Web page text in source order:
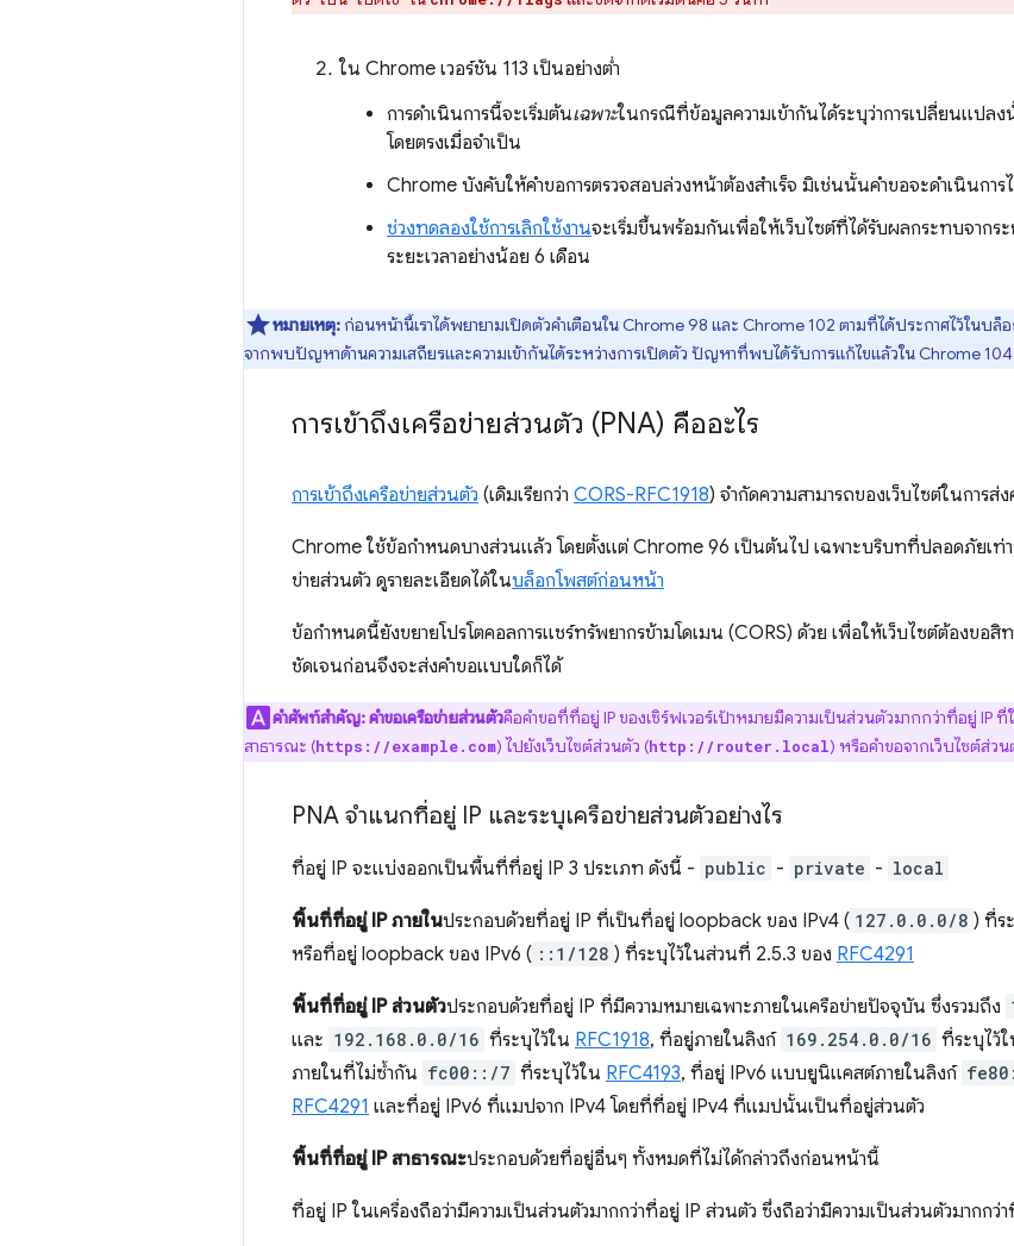
ใน Chrome เวอร์ชัน 113 เป็นอย่างต่ำ
การดำเนินการนี้จะเริ่มต้นเฉพาะในกรณีที่ข้อมูลความเข้ากันได้ระบุว่าการเปลี่ยนแปล
โดยตรงเมื่อจำเป็น
Chrome บังคับให้คำขอการตรวจสอบล่วงหน้าต้องสำเร็จ มิเช่นนั้นคำขอจะดำเนินการไ
ช่วงทดลองใช้การเลิกใช้งานจะเริ่มขึ้นพร้อมกันเพื่อให้เว็บไซต์ที่ได้รับผลกระทบจากร
ระยะเวลาอย่างน้อย 6 เดือน
หมายเหตุ: ก่อนหน้านี้เราได้พยายามเปิดตัวคำเตือนใน Chrome 98 และ Chrome 102 ตามที่ได้ประกาศไว้ในบล็
จากพบปัญหาด้านความเสถียรและความเข้ากันได้ระหว่างการเปิดตัว ปัญหาที่พบได้รับการแก้ไขแล้วใน Chrome 104
การเข้าถึงเครือข่ายส่วนตัว (PNA) คืออะไร
การเข้าถึงเครือข่ายส่วนตัว (เดิมเรียกว่า CORS-RFC1918) จำกัดความสามารถของเว็บไซต์ในการส่
Chrome ใช้ข้อกำหนดบางส่วนแล้ว โดยตั้งแต่ Chrome 96 เป็นต้นไป เฉพาะบริบทที่ปลอดภัยเท่
ข่ายส่วนตัว ดูรายละเอียดได้ในบล็อกโพสต์ก่อนหน้า
ข้อกําหนดนี้ยังขยายโปรโตคอลการแชร์ทรัพยากรข้ามโดเมน (CORS) ด้วย เพื่อให้เว็บไซต์ต้องขอสิท
ชัดเจนก่อนจึงจะส่งคําขอแบบใดก็ได้
คําศัพท์สําคัญ:คําขอเครือข่ายส่วนตัวคือคําขอที่ที่อยู่ IP ของเซิร์ฟเวอร์เป้าหมายมีความเป็นส่วนตัวมากกว่าที่อยู่ IP ที่
สาธารณะ (https://example.com) ไปยังเว็บไซต์ส่วนตัว (http://router.local) หรือคำขอจากเว็บไซต์ส่ว
PNA จำแนกที่อยู่ IP และระบุเครือข่ายส่วนตัวอย่างไร
ที่อยู่ IP จะแบ่งออกเป็นพื้นที่ที่อยู่ IP 3 ประเภท ดังนี้ - public - private - local
พื้นที่ที่อยู่ IP ภายในประกอบด้วยที่อยู่ IP ที่เป็นที่อยู่ loopback ของ IPv4 ( 127.0.0.0/8 ) ที่ร
หรือที่อยู่ loopback ของ IPv6 ( ::1/128 ) ที่ระบุไว้ในส่วนที่ 2.5.3 ของ RFC4291
พื้นที่ที่อยู่ IP ส่วนตัวประกอบด้วยที่อยู่ IP ที่มีความหมายเฉพาะภายในเครือข่ายปัจจุบัน ซึ่งรวมถึง
และ 192.168.0.0/16 ที่ระบุไว้ใน RFC1918, ที่อยู่ภายในลิงก์ 169.254.0.0/16 ที่ระบุไว้
ภายในที่ไม่ซ้ำกัน fc00::/7 ที่ระบุไว้ใน RFC4193, ที่อยู่ IPv6 แบบยูนิแคสต์ภายในลิงก์
RFC4291 และที่อยู่ IPv6 ที่แมปจาก IPv4 โดยที่ที่อยู่ IPv4 ที่แมปนั้นเป็นที่อยู่ส่วนตัว
พื้นที่ที่อยู่ IP สาธารณะประกอบด้วยที่อยู่อื่นๆ ทั้งหมดที่ไม่ได้กล่าวถึงก่อนหน้านี้
ที่อยู่ IP ในเครื่องถือว่ามีความเป็นส่วนตัวมากกว่าที่อยู่ IP ส่วนตัว ซึ่งถือว่ามีความเป็นส่วนตัวมากกว่